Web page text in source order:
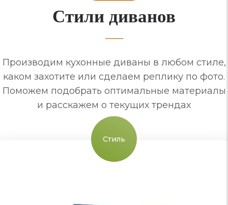
Стили диванов
Производим кухонные диваны в любом стиле,
каком захотите или сделаем реплику по фото.
Поможем подобрать оптимальные материалы
и расскажем о текущих трендах
Стиль